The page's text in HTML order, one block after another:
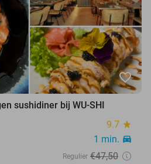
favorite_border
sushidiner bij WU-SHI
9.7 star
1 min. directions_car
Regulier €47,50